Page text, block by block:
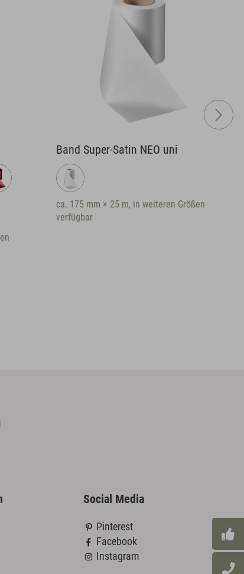
Band Super-Satin NEO uni
ca. 175 mm × 25 m, in weiteren Größen
verfügbar
Social Media
Pinterest
Facebook
Instagram